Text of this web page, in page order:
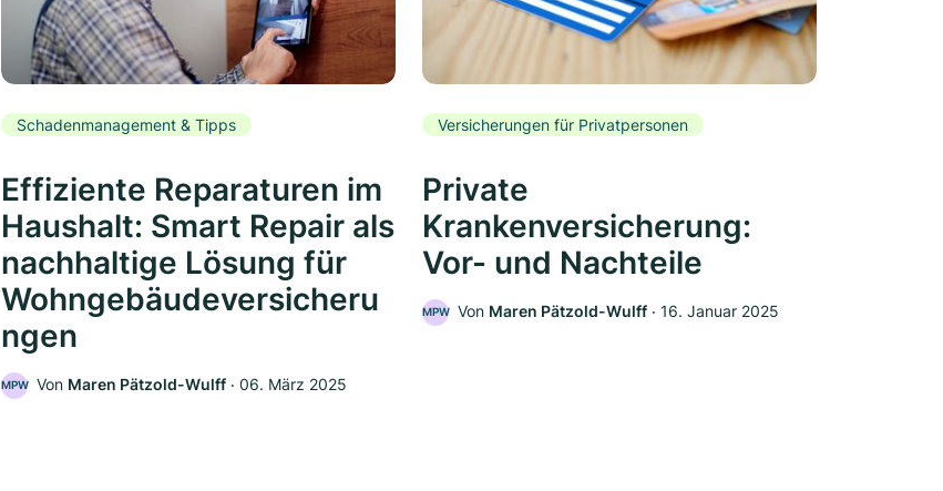
Schadenmanagement & Tipps
Effiziente Reparaturen im
Haushalt: Smart Repair als
nachhaltige Lösung für
Wohngebäudeversicheru
ngen
MPW Von Maren Pätzold-Wulff ‧ 06. März 2025
Versicherungen für Privatpersonen
Private
Krankenversicherung:
Vor- und Nachteile
MPW Von Maren Pätzold-Wulff ‧ 16. Januar 2025